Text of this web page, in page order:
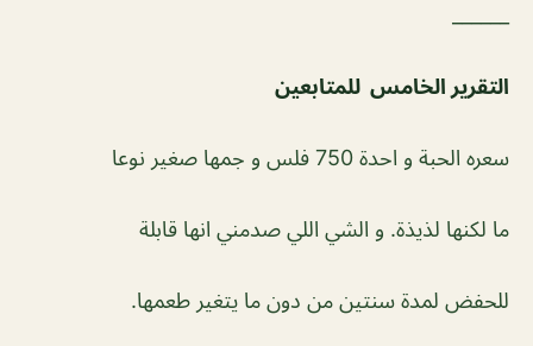
التقرير الخامس للمتابعين
سعره الحبة و احدة 750 فلس و جمها صغير نوعا
ما لكنها لذيذة. و الشي اللي صدمني انها قابلة
للحفض لمدة سنتين من دون ما يتغير طعمها.